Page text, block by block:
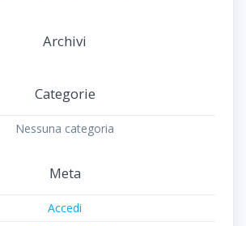
Archivi
Categorie
Nessuna categoria
Meta
Accedi